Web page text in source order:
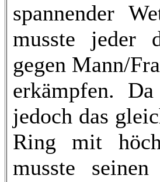
spannender
musste jeder
gegen Mann/
erkämpfen.
jedoch das
Ring mit
musste